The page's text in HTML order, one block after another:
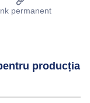
permanent
producția